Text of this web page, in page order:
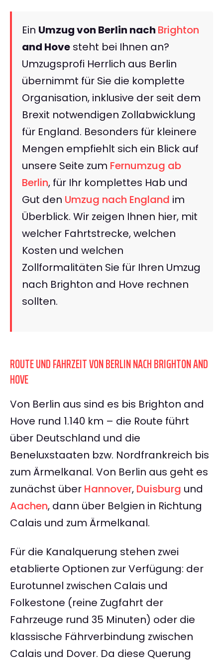
Ein Umzug von Berlin nach Brighton
and Hove steht bei Ihnen an?
Umzugsprofi Herrlich aus Berlin
übernimmt für Sie die komplette
Organisation, inklusive der seit dem
Brexit notwendigen Zollabwicklung
für England. Besonders für kleinere
Mengen empfiehlt sich ein Blick auf
unsere Seite zum Fernumzug ab
Berlin, für Ihr komplettes Hab und
Gut den Umzug nach England im
Überblick. Wir zeigen Ihnen hier, mit
welcher Fahrtstrecke, welchen
Kosten und welchen
Zollformalitäten Sie für Ihren Umzug
nach Brighton and Hove rechnen
sollten.
ROUTE UND FAHRZEIT VON BERLIN NACH BRIGHTON AND
HOVE
Von Berlin aus sind es bis Brighton and
Hove rund 1.140 km – die Route führt
über Deutschland und die
Beneluxstaaten bzw. Nordfrankreich bis
zum Ärmelkanal. Von Berlin aus geht es
zunächst über Hannover, Duisburg und
Aachen, dann über Belgien in Richtung
Calais und zum Ärmelkanal.
Für die Kanalquerung stehen zwei
etablierte Optionen zur Verfügung: der
Eurotunnel zwischen Calais und
Folkestone (reine Zugfahrt der
Fahrzeuge rund 35 Minuten) oder die
klassische Fährverbindung zwischen
Calais und Dover. Da diese Querung